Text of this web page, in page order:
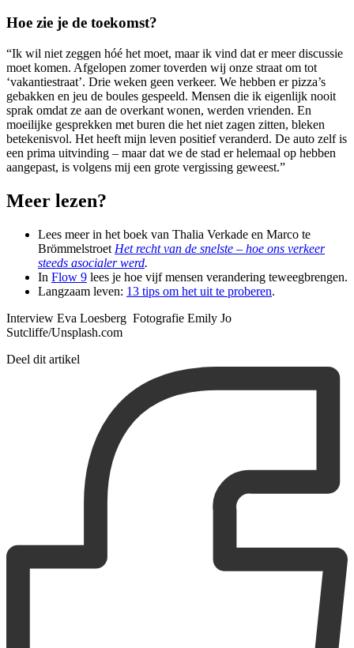
Hoe zie je de toekomst?
“Ik wil niet zeggen hóé het moet, maar ik vind dat er meer discussie
moet komen. Afgelopen zomer toverden wij onze straat om tot
‘vakantiestraat’. Drie weken geen verkeer. We hebben er pizza’s
gebakken en jeu de boules gespeeld. Mensen die ik eigenlijk nooit
sprak omdat ze aan de overkant wonen, werden vrienden. En
moeilijke gesprekken met buren die het niet zagen zitten, bleken
betekenisvol. Het heeft mijn leven positief veranderd. De auto zelf is
een prima uitvinding – maar dat we de stad er helemaal op hebben
aangepast, is volgens mij een grote vergissing geweest.”
Meer lezen?
Lees meer in het boek van Thalia Verkade en Marco te
Brömmelstroet Het recht van de snelste – hoe ons verkeer
steeds asocialer werd.
In Flow 9 lees je hoe vijf mensen verandering teweegbrengen.
Langzaam leven: 13 tips om het uit te proberen.
Interview Eva Loesberg Fotografie Emily Jo
Sutcliffe/Unsplash.com
Deel dit artikel